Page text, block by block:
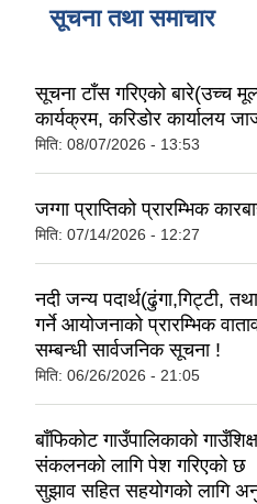
सूचना तथा समाचार
सूचना टाँस गरिएको बारे(उच्च
कार्यक्रम, करिडोर कार्यालय
मिति: 08/07/2026 - 13:53
जग्गा प्राप्तिको प्रारम्भिक
मिति: 07/14/2026 - 12:27
नदी जन्य पदार्थ(ढुंगा,गिट्टी,
गर्ने आयोजनाको प्रारम्भिक
सम्बन्धी सार्वजनिक सूचना !
मिति: 06/26/2026 - 21:05
बाँफिकोट गाउँपालिकाको
संकलनको लागि पेश गरिएको छ
सुझाव सहित सहयोगको लागि